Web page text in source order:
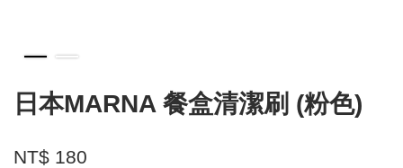
日本MARNA 餐盒清潔刷 (粉色)
NT$ 180